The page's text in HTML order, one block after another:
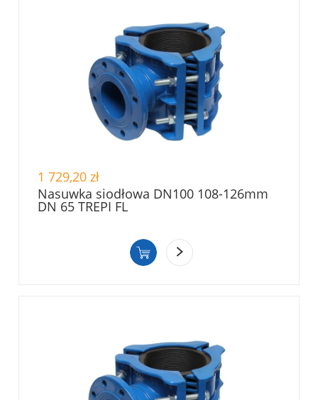
1 729,20 zł
Nasuwka siodłowa DN100 108-126mm
DN 65 TREPI FL